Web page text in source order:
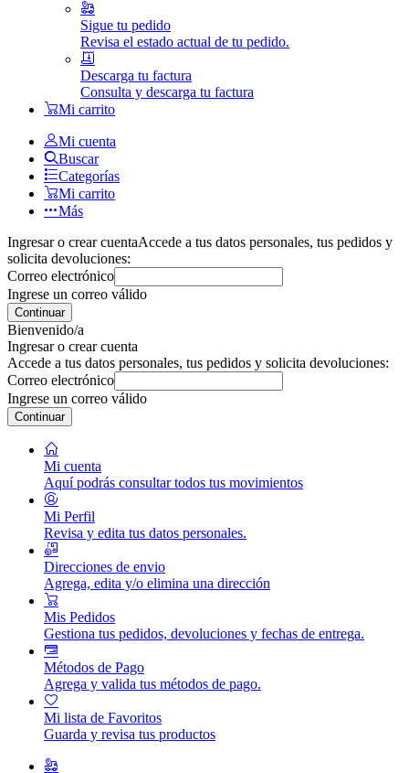
Sigue tu pedido
Revisa el estado actual de tu pedido.
Descarga tu factura
Consulta y descarga tu factura
Mi carrito
Mi cuenta
Buscar
Categorías
Mi carrito
Más
Ingresar o crear cuentaAccede a tus datos personales, tus pedidos y
solicita devoluciones:
Correo electrónico
Ingrese un correo válido
Continuar
Bienvenido/a
Ingresar o crear cuenta
Accede a tus datos personales, tus pedidos y solicita devoluciones:
Correo electrónico
Ingrese un correo válido
Continuar
Mi cuenta
Aquí podrás consultar todos tus movimientos
Mi Perfil
Revisa y edita tus datos personales.
Direcciones de envio
Agrega, edita y/o elimina una dirección
Mis Pedidos
Gestiona tus pedidos, devoluciones y fechas de entrega.
Métodos de Pago
Agrega y valida tus métodos de pago.
Mi lista de Favoritos
Guarda y revisa tus productos